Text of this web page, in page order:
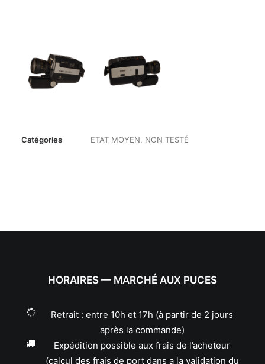
Catégories ETAT MOYEN NON TESTÉ
HORAIRES — MARCHÉ AUX PUCES
Retrait : entre 10h et 17h (à partir de 2 jours
après la commande)
Expédition possible aux frais de l’acheteur
(calcul des frais de port dans a la validation du